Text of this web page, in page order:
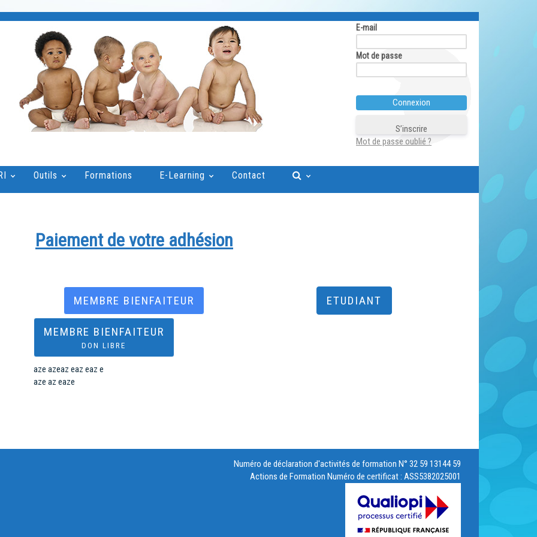
E-mail
Mot de passe
S’inscrire
Mot de passe oublié ?
Outils Formations E-Learning Contact
Paiement de votre adhésion
MEMBRE BIENFAITEUR
MEMBRE BIENFAITEUR
DON LIBRE
aze azeaz eaz eaz e
aze az eaze
ETUDIANT
Numéro de déclaration d'activités de formation N° 32 59 13144 59
Actions de Formation Numéro de certificat : ASS5382025001